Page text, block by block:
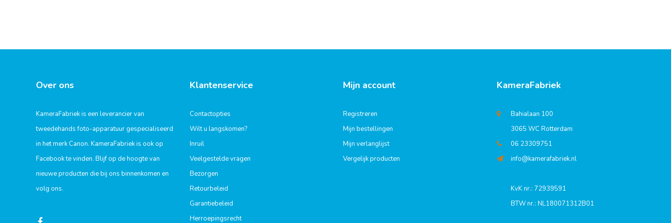
Over ons
KameraFabriek is een leverancier van
tweedehands foto-apparatuur gespecialiseerd
in het merk Canon. KameraFabriek is ook op
Facebook te vinden. Blijf op de hoogte van
nieuwe producten die bij ons binnenkomen en
volg ons.
Klantenservice
Contactopties
Wilt u langskomen?
Inruil
Veelgestelde vragen
Bezorgen
Retourbeleid
Garantiebeleid
Herroepingsrecht
Mijn account
Registreren
Mijn bestellingen
Mijn verlanglijst
Vergelijk producten
KameraFabriek
Bahialaan 100
3065 WC Rotterdam
06 23309751
info@kamerafabriek.nl
KvK nr.: 72939591
BTW nr.: NL180071312B01